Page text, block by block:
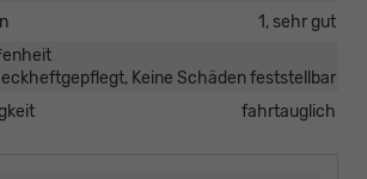
1, sehr gut
Keine Schäden feststellbar
fahrtauglich